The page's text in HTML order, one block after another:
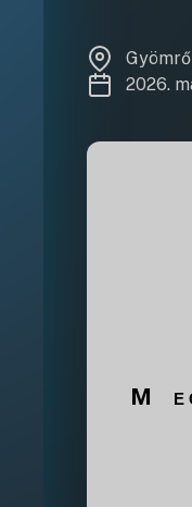
2026.
M E